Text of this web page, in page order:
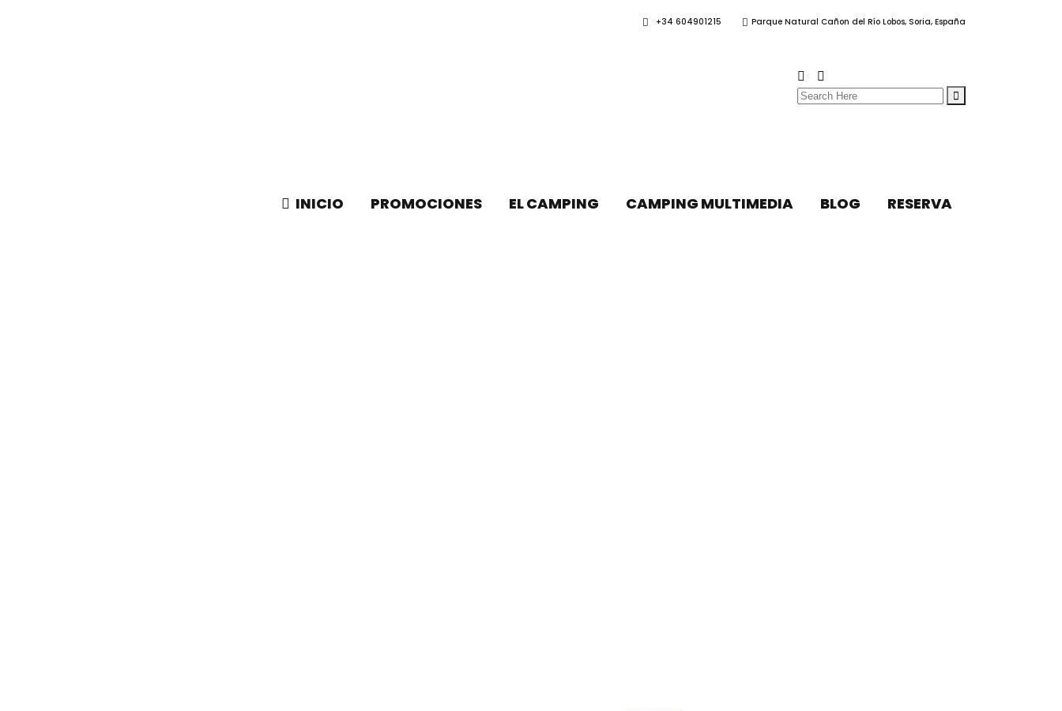
+34 604901215 Parque Natural Cañon del Río Lobos, Soria, España
Search
INICIO PROMOCIONES EL CAMPING CAMPING MULTIMEDIA BLOG RESERVA